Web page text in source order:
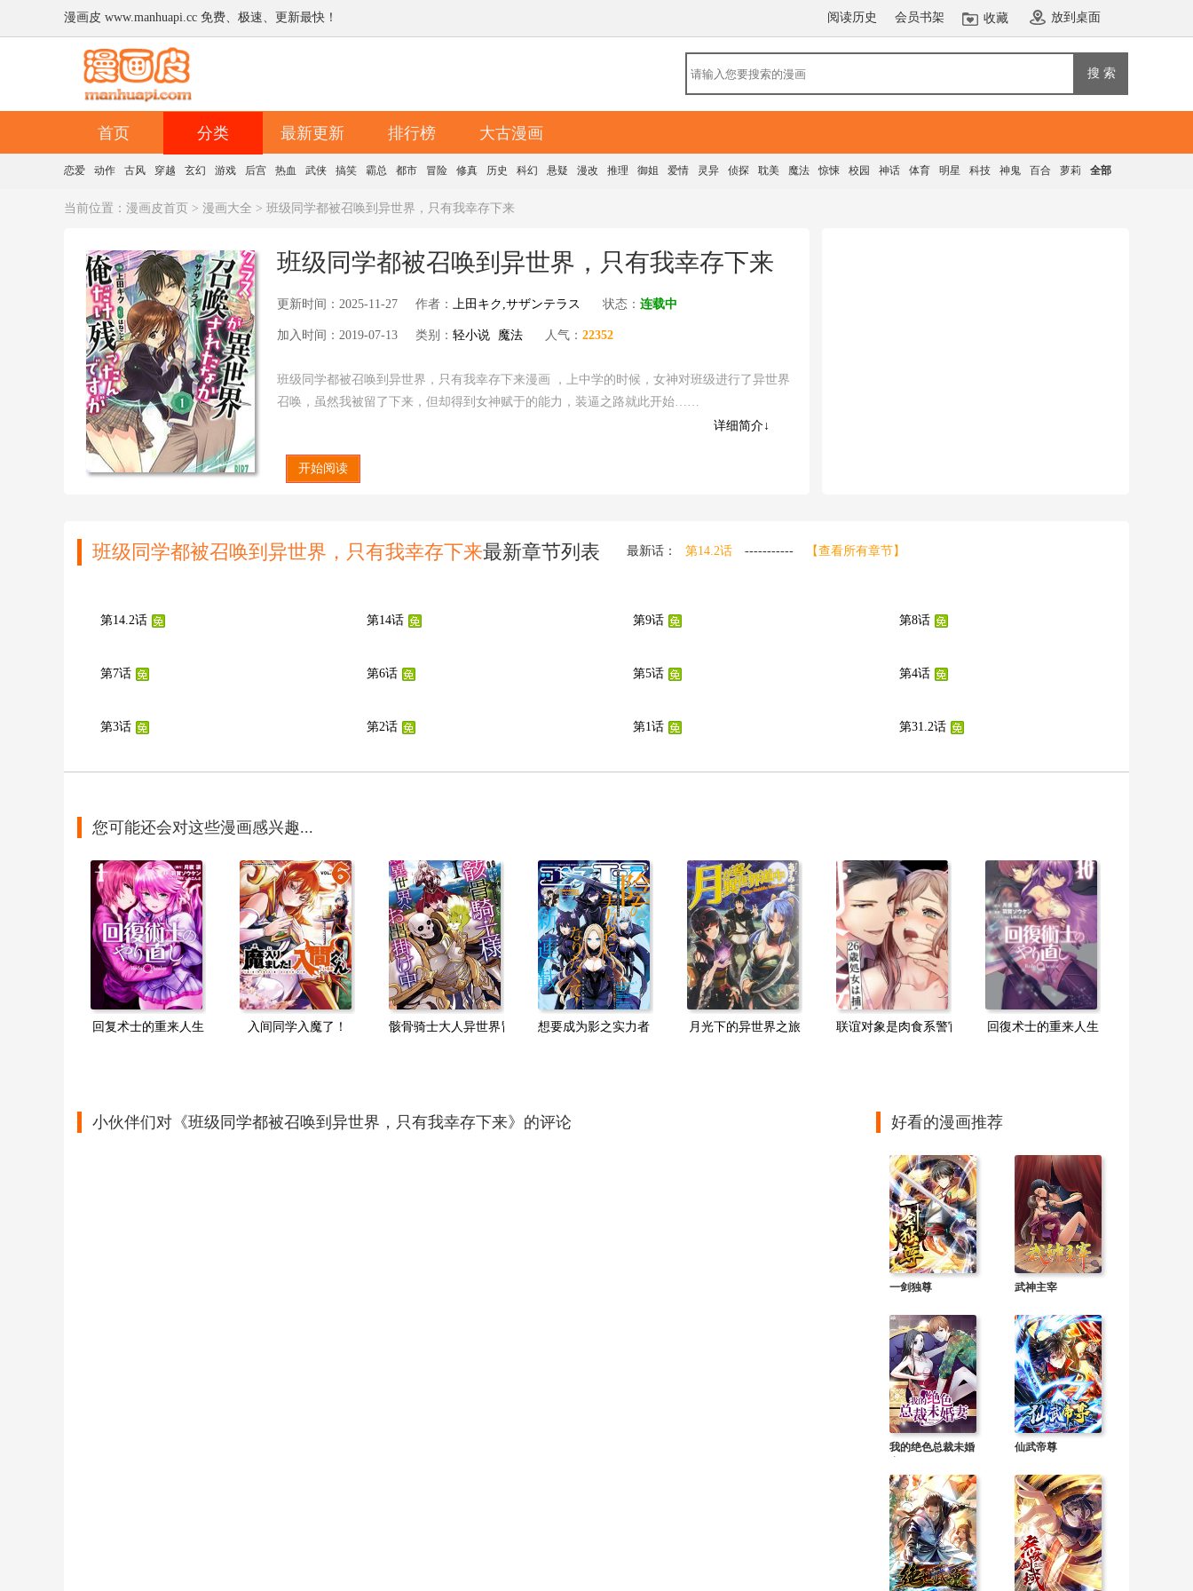
漫画皮 www.manhuapi.cc 免费、极速、更新最快！ 阅读历史 会员书架 收藏 放到桌面
搜 索
首页 分类 最新更新 排行榜 大古漫画
恋爱 动作 古风 穿越 玄幻 游戏 后宫 热血 武侠 搞笑 霸总 都市 冒险 修真 历史 科幻 悬疑 漫改 推理 御姐 爱情 灵异 侦探 耽美 魔法 惊悚 校园 神话 体育 明星 科技 神鬼 百合 萝莉 全部
当前位置： 漫画皮首页 > 漫画大全 > 班级同学都被召唤到异世界，只有我幸存下来
班级同学都被召唤到异世界，只有我幸存下来
更新时间：2025-11-27 作者： 上田キク,サザンテラス 状态： 连载中
加入时间：2019-07-13 类别： 轻小说 魔法 人气： 22352
班级同学都被召唤到异世界，只有我幸存下来漫画 ，上中学的时候，女神对班级进行了异世界
召唤，虽然我被留了下来，但却得到女神赋于的能力，装逼之路就此开始……
召唤到异世界，只有我幸存下来 漫画给你的朋友们。
详细简介↓
开始阅读
班级同学都被召唤到异世界，只有我幸存下来最新章节列表 最新话： 第14.2话 ----------- 【查看所有章节】
第14.2话 第14话 第9话 第8话
第7话 第6话 第5话 第4话
第3话 第2话 第1话 第31.2话
您可能还会对这些漫画感兴趣...
回复术士的重来人生 入间同学入魔了！ 骸骨骑士大人异世界冒险中 想要成为影之实力者！ 月光下的异世界之旅 联谊对象是肉食系警官 回復术士的重来人生
小伙伴们对《班级同学都被召唤到异世界，只有我幸存下来》的评论 好看的漫画推荐
一剑独尊 武神主宰
我的绝色总裁未婚
仙武帝尊